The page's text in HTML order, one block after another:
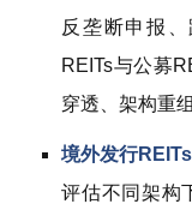
反垄断申报
REITs与公募
穿透、架构重
境外发行
评估不同架构